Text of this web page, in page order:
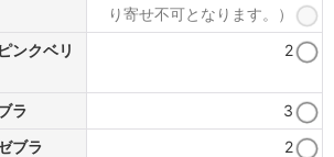
り寄せ不可となります。）
ンクベリ
2
ラ
3
ブラ
2